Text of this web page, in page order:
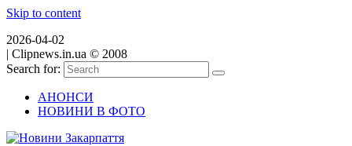
Skip to content
2026-04-02
| Clipnews.in.ua © 2008
Search for:
АНОНСИ
НОВИНИ В ФОТО